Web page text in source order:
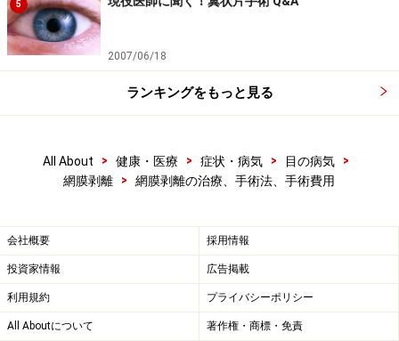
りを冷やします。これで人工的な凍傷を起こします。み
なさんも氷が手にくっついた経験されたことがあるでし
ょう。体は冷やすと癒着を起こすので、この働きに糊の
役目をさせます。
いけないので、強膜に外側から「バックル」という厚み
層を接触させるわけです。このバックルには、穴の近辺
に残っているかもしれない硝子体牽引をやわらげる効果
もあります。この時網膜下の水があまりに多いと接触し
ないので、強膜に外側から小さな穴をあけて水を抜くこ
5
2007/06/18
ランキングをもっと見る
All About > 健康・医療 > 症状・病気 > 目の病気
>
網膜剥離
> 網膜剥離の治療、手術法、手術費用
会社概要 採用情報
投資家情報 広告掲載
利用規約 プライバシーポリシー
All Aboutについて 著作権・商標・免責